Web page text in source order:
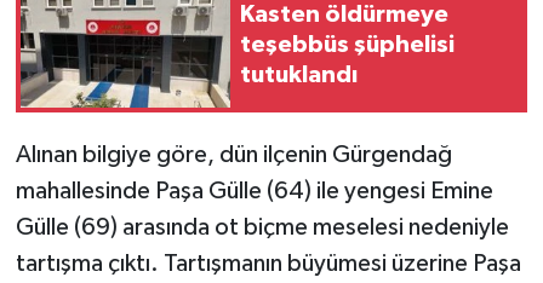
Kasten öldürmeye
teşebbüs şüphelisi
tutuklandı
Alınan bilgiye göre, dün ilçenin Gürgendağ
mahallesinde Paşa Gülle (64) ile yengesi Emine
Gülle (69) arasında ot biçme meselesi nedeniyle
tartışma çıktı. Tartışmanın büyümesi üzerine Paşa